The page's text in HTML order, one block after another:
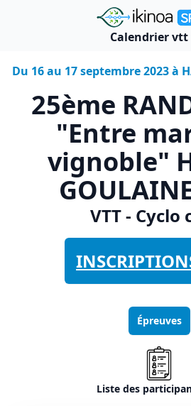
"Ikinoa Sport"
Calendrier vtt
Du 16 au 17 septembre 2023 à
25ème
"Entre
vignoble"
VTT - Cyclo
Épreuves
Liste des